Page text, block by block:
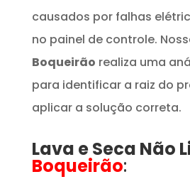
causados por falhas
no painel de controle.
Boqueirão realiza uma
para identificar a raiz do
aplicar a solução correta.
Lava e Seca Não
Boqueirão: